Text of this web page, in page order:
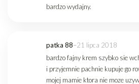
bardzo wydajny.
patka 88–21 lipca 2018
bardzo fajny krem szybko sie
i przyjemnie pachnie kupuje go
mojej mamie ktora nie moze